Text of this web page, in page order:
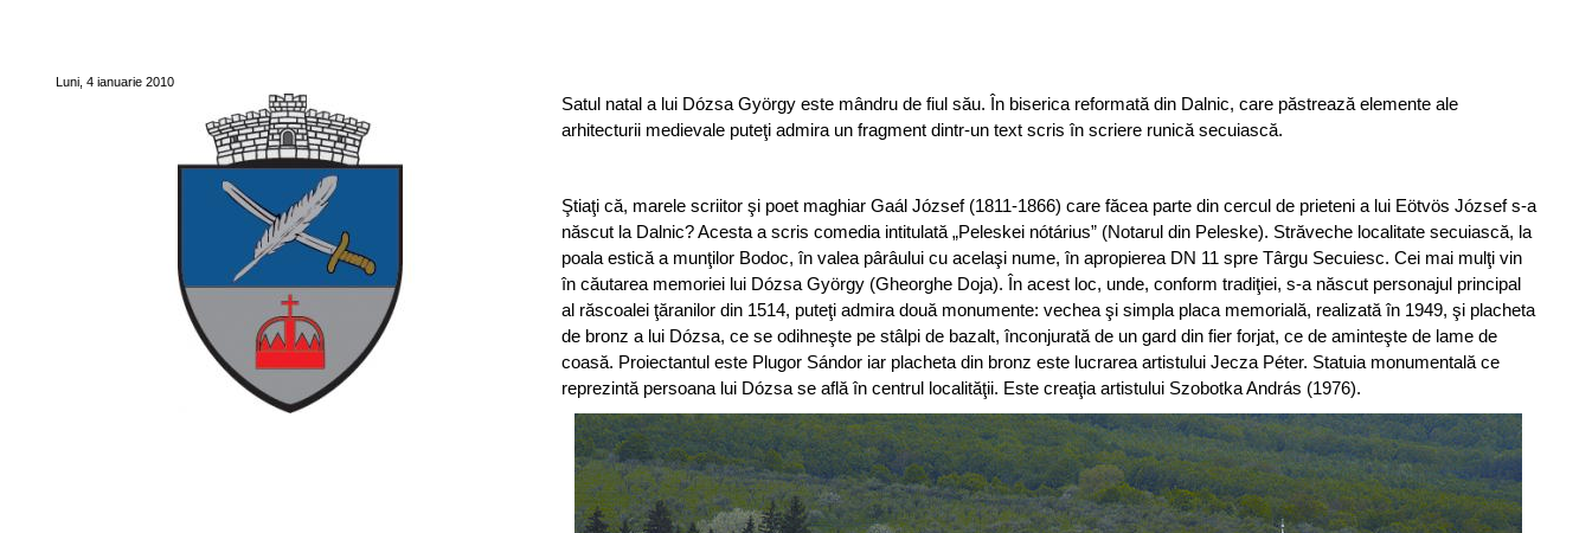
Luni, 4 ianuarie 2010
Satul natal a lui Dózsa György este mândru de fiul său. În biserica reformată din Dalnic, care păstrează elemente ale
arhitecturii medievale puteţi admira un fragment dintr-un text scris în scriere runică secuiască.
Ştiaţi că, marele scriitor şi poet maghiar Gaál József (1811-1866) care făcea parte din cercul de prieteni a lui Eötvös József s-a
născut la Dalnic? Acesta a scris comedia intitulată „Peleskei nótárius” (Notarul din Peleske). Străveche localitate secuiască, la
poala estică a munţilor Bodoc, în valea pârâului cu acelaşi nume, în apropierea DN 11 spre Târgu Secuiesc. Cei mai mulţi vin
în căutarea memoriei lui Dózsa György (Gheorghe Doja). În acest loc, unde, conform tradiţiei, s-a născut personajul principal
al răscoalei ţăranilor din 1514, puteţi admira două monumente: vechea şi simpla placa memorială, realizată în 1949, şi placheta
de bronz a lui Dózsa, ce se odihneşte pe stâlpi de bazalt, înconjurată de un gard din fier forjat, ce de aminteşte de lame de
coasă. Proiectantul este Plugor Sándor iar placheta din bronz este lucrarea artistului Jecza Péter. Statuia monumentală ce
reprezintă persoana lui Dózsa se află în centrul localităţii. Este creaţia artistului Szobotka András (1976).